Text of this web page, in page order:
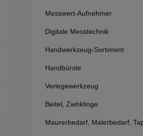
Messwert-Aufnehmer
Digitale Messtechnik
Handwerkzeug-Sortiment
Handbürste
Verlegewerkzeug
Beitel, Ziehklinge
Maurerbedarf, Malerbedarf,